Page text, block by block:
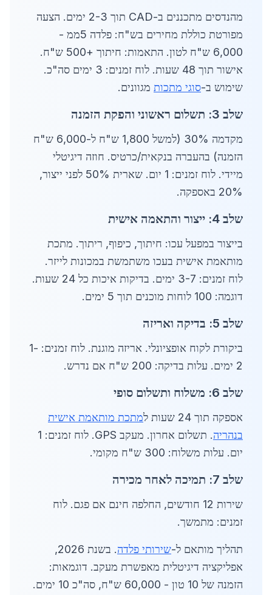
מהנדסים מתכננים ב-CAD תוך 2-3 ימים. הצעה
מפורטת כוללת מחירים בש"ח: פלדה 5ממ -
6,000 ש"ח לטון. התאמות: חיתוך +500 ש"ח.
אישור תוך 48 שעות. לוח זמנים: 3 ימים סה"כ.
שימוש ב-סוגי מתכות מגוונים.
שלב 3: תשלום ראשוני והפקת הזמנה
מקדמה 30% (למשל 1,800 ש"ח ל-6,000 ש"ח
הזמנה) בהעברה בנקאית/כרטיס. חוזה דיגיטלי
מיידי. לוח זמנים: 1 יום. שארית 50% לפני ייצור,
20% באספקה.
שלב 4: ייצור והתאמה אישית
בייצור במפעל עכו: חיתוך, כיפוף, ריתוך. מתכת
מותאמת אישית בעכו משתמשת במכונות לייזר.
לוח זמנים: 3-7 ימים. בדיקות איכות כל 24 שעות.
דוגמה: 100 לוחות מוכנים תוך 5 ימים.
שלב 5: בדיקה ואריזה
ביקורת לקוח אופציונלי. אריזה מוגנת. לוח זמנים: 1-
2 ימים. עלות בדיקה: 200 ש"ח אם נדרש.
שלב 6: משלוח ותשלום סופי
אספקה תוך 24 שעות ל
מתכת מותאמת אישית
בנהריה
. תשלום אחרון. מעקב GPS. לוח זמנים: 1
יום. עלות משלוח: 300 ש"ח מקומי.
שלב 7: תמיכה לאחר מכירה
שירות 12 חודשים, החלפה חינם אם פגם. לוח
זמנים: מתמשך.
תהליך מותאם ל-שירותי פלדה
. בשנת 2026,
אפליקציה דיגיטלית מאפשרת מעקב. דוגמאות:
הזמנה של 10 טון - 60,000 ש"ח, סה"כ 10 ימים.